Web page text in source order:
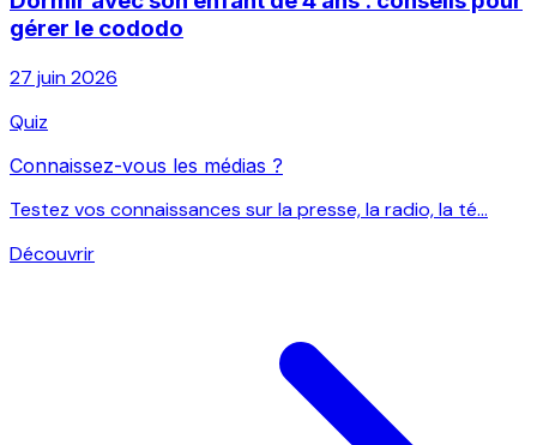
gérer le cododo
27 juin 2026
Quiz
Connaissez-vous les médias ?
Testez vos connaissances sur la presse, la radio, la té...
Découvrir